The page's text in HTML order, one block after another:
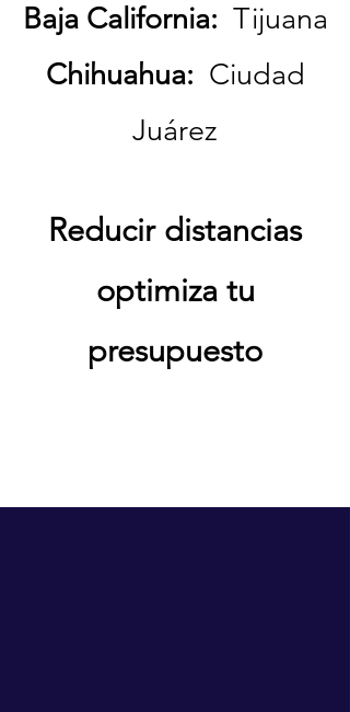
Baja California: Tijuana
Chihuahua: Ciudad
Juárez
Reducir distancias
optimiza tu
presupuesto